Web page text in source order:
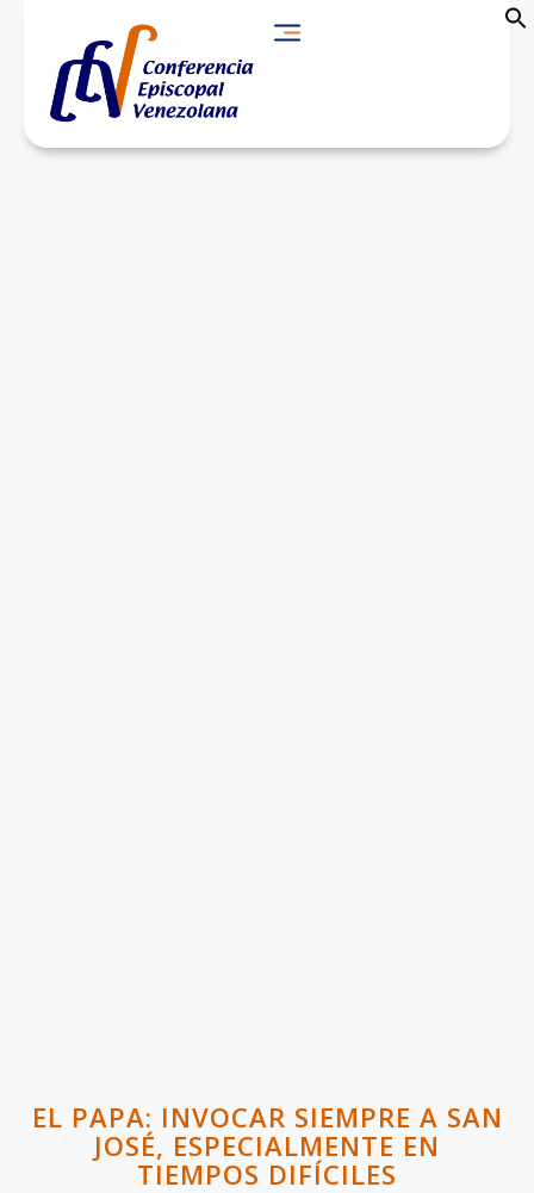
EL PAPA: INVOCAR SIEMPRE A SAN
JOSÉ, ESPECIALMENTE EN
TIEMPOS DIFÍCILES